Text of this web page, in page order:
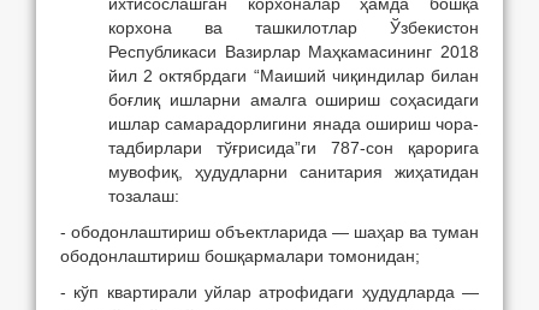
корхона ва ташкилотлар Ўзбекистон
Республикаси Вазирлар Маҳкамасининг 2018
йил 2 октябрдаги “Маиший чиқиндилар билан
боғлиқ ишларни амалга ошириш соҳасидаги
ишлар самарадорлигини янада ошириш чора-
тадбирлари тўғрисида”ги 787-сон қарорига
мувофиқ, ҳудудларни санитария жиҳатидан
тозалаш:
- ободонлаштириш объектларида — шаҳар ва туман
ободонлаштириш бошқармалари томонидан;
- кўп квартирали уйлар атрофидаги ҳудудларда —